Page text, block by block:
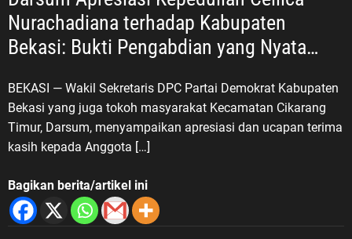
Nurachadiana terhadap Kabupaten
Bekasi: Bukti Pengabdian yang Nyata
BEKASI — Wakil Sekretaris DPC Partai Demokrat Kabupaten
Bekasi yang juga tokoh masyarakat Kecamatan Cikarang
Timur, Darsum, menyampaikan apresiasi dan ucapan terima
kasih kepada Anggota […]
Bagikan berita/artikel ini